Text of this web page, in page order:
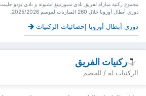
‏مجموع ركنية مباراة لفريق نادي سبورتينغ لشبونة و نادي بودو
دوري أبطال أوروبا ‏خلال 260 ‏المباريات لموسم 2025/2026.
دوري أبطال أوروبا إحصائيات الركنيات
ركنيات الفريق
الركنيات له / للخصم